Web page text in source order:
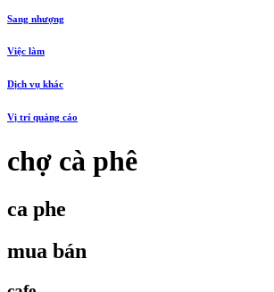
Sang nhượng
Việc làm
Dịch vụ khác
Vị trí quảng cáo
chợ cà phê
ca phe
mua bán